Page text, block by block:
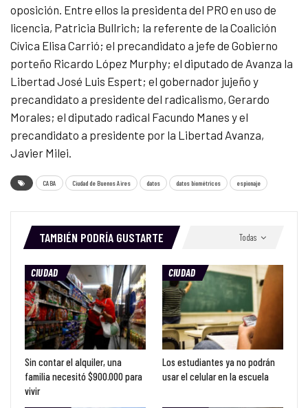
oposición. Entre ellos la presidenta del PRO en uso de
licencia, Patricia Bullrich; la referente de la Coalición
Cívica Elisa Carrió; el precandidato a jefe de Gobierno
porteño Ricardo López Murphy; el diputado de Avanza la
Libertad José Luis Espert; el gobernador jujeño y
precandidato a presidente del radicalismo, Gerardo
Morales; el diputado radical Facundo Manes y el
precandidato a presidente por la Libertad Avanza,
Javier Milei.
CABA Ciudad de Buenos Aires datos datos biométricos espionaje
Todas
TAMBIÉN PODRÍA GUSTARTE
CIUDAD
Sin contar el alquiler, una
familia necesitó $900.000 para
vivir
CIUDAD
Los estudiantes ya no podrán
usar el celular en la escuela